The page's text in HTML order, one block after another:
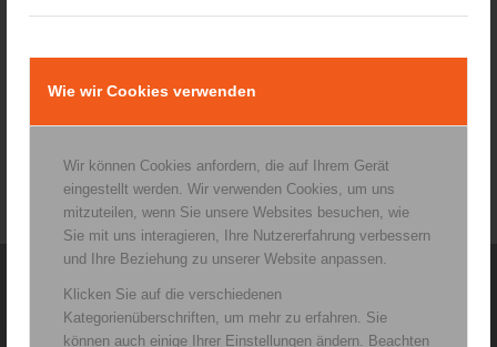
Wie wir Cookies verwenden
Wir können Cookies anfordern, die auf Ihrem Gerät
eingestellt werden. Wir verwenden Cookies, um uns
mitzuteilen, wenn Sie unsere Websites besuchen, wie
Sie mit uns interagieren, Ihre Nutzererfahrung verbessern
und Ihre Beziehung zu unserer Website anpassen.
Klicken Sie auf die verschiedenen
Kategorienüberschriften, um mehr zu erfahren. Sie
können auch einige Ihrer Einstellungen ändern. Beachten
Praxis für Ergotherapie
Renata Rainer